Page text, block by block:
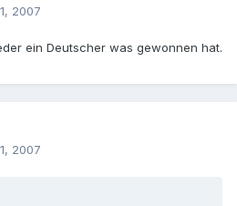
2007
ein Deutscher was gewonnen hat.
2007